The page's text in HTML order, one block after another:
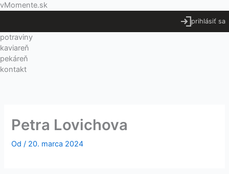
Preskočiť
vMomente.sk
prihlásiť sa
Menu
potraviny
kaviareň
pekáreň
kontakt
Petra Lovichova
Od / 20. marca 2024